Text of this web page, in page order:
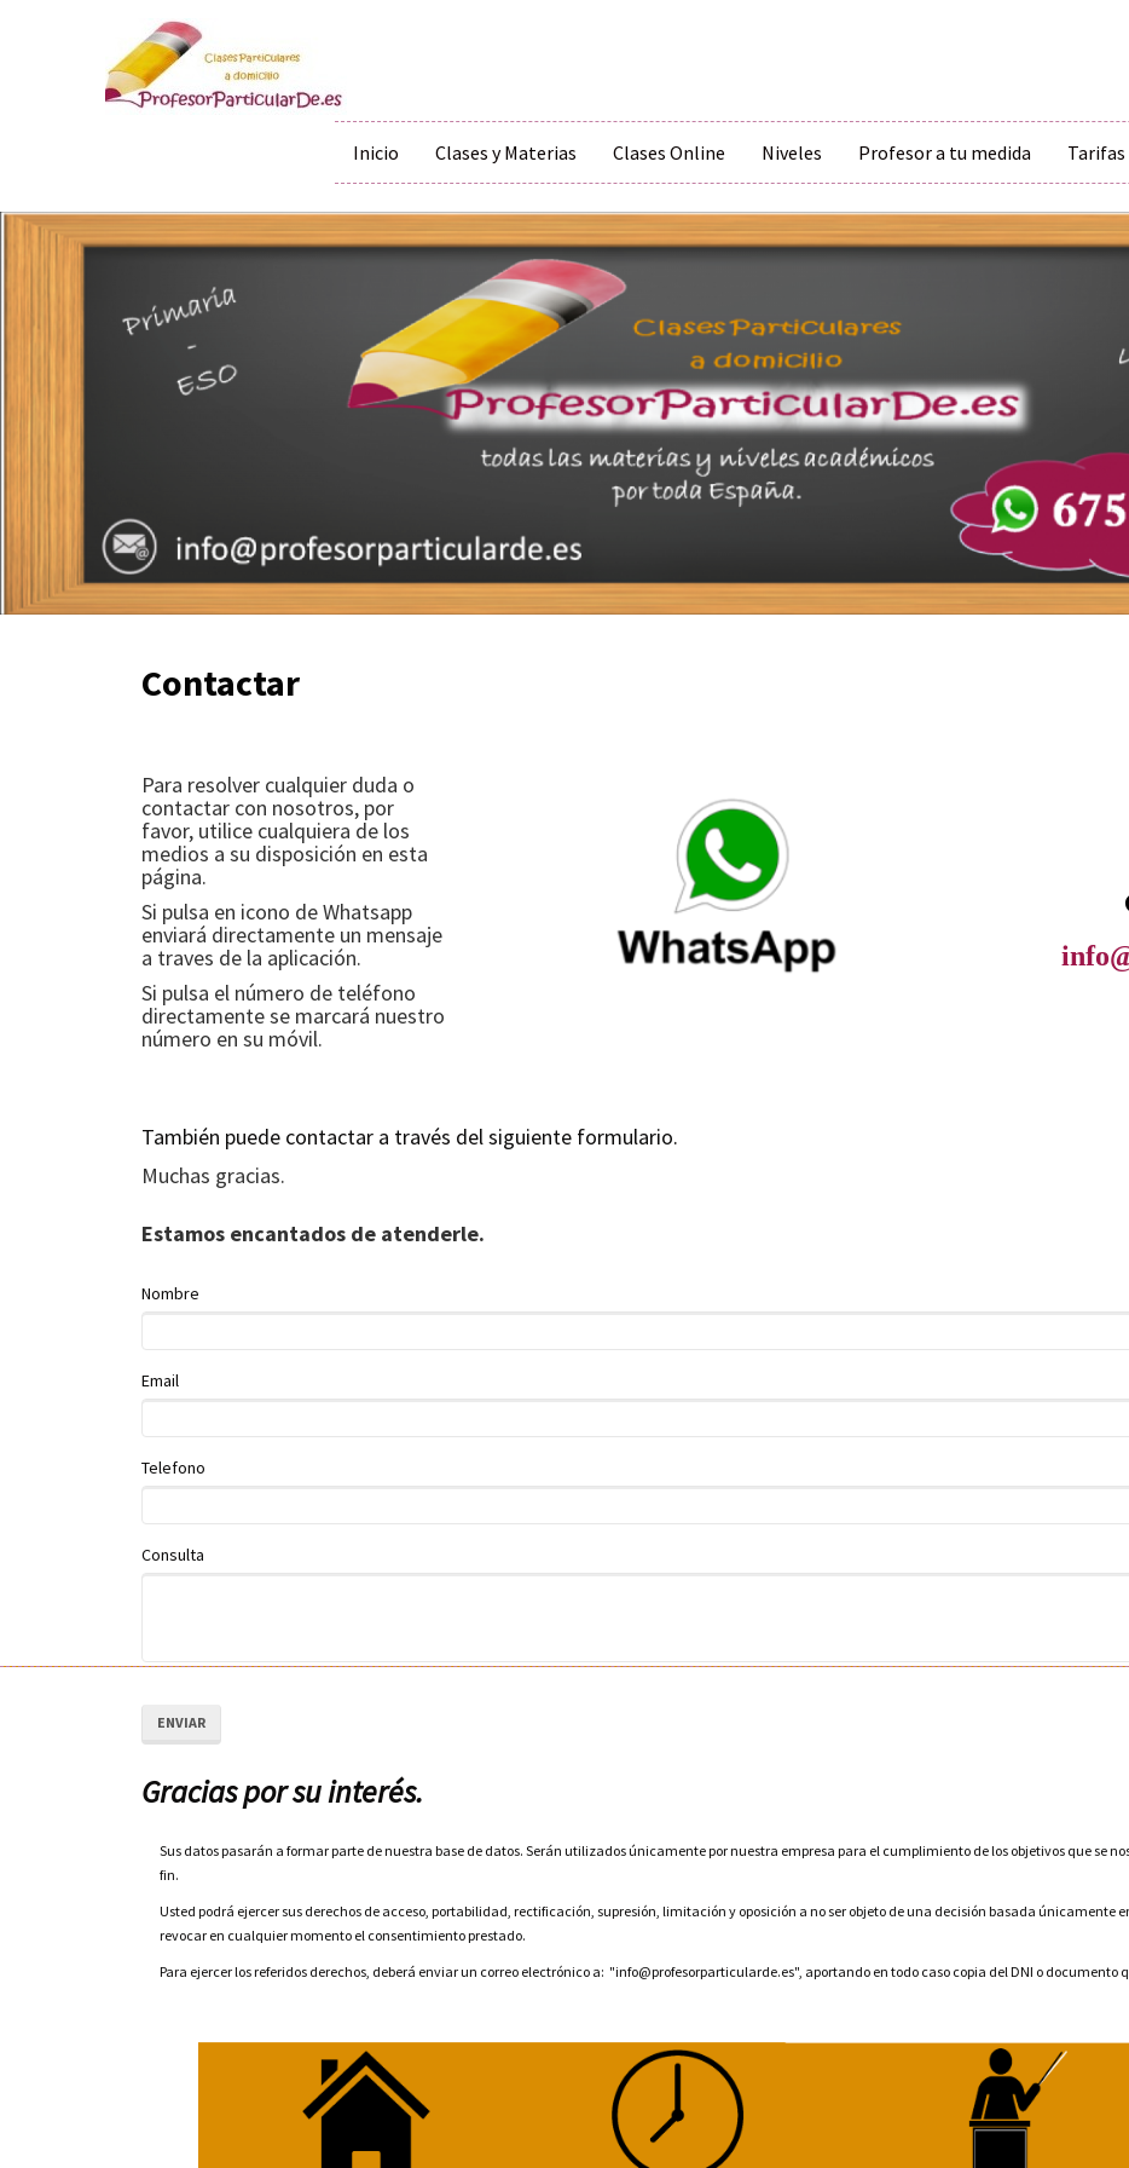
Inicio Clases y Materias Clases Online Niveles Profesor a tu medida Tarifas
Contactar
Para resolver cualquier duda o
contactar con nosotros, por
favor, utilice cualquiera de los
medios a su disposición en esta
página.
Si pulsa en icono de Whatsapp
enviará directamente un mensaje
a traves de la aplicación.
Si pulsa el número de teléfono
directamente se marcará nuestro
número en su móvil.
También puede contactar a través del siguiente formulario.
Muchas gracias.
Estamos encantados de atenderle.
Nombre
Email
Telefono
Consulta
ENVIAR
Gracias por su interés.
Sus datos pasarán a formar parte de nuestra base de datos. Serán utilizados únicamente por nuestra empresa para el cumplimiento de los objetivos que se
fin.
Usted podrá ejercer sus derechos de acceso, portabilidad, rectificación, supresión, limitación y oposición a no ser objeto de una decisión basada
revocar en cualquier momento el consentimiento prestado.
Para ejercer los referidos derechos, deberá enviar un correo electrónico a: "info@profesorparticularde.es", aportando en todo caso copia del DNI o documento